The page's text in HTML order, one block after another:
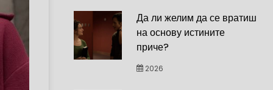
Да ли желим да се вратиш
на основу истините
приче?
2026